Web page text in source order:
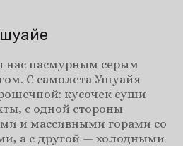
нас пасмурным серым
С самолета Ушуайя
кусочек суши
с одной стороны
и массивными горами со
а с другой — холодными